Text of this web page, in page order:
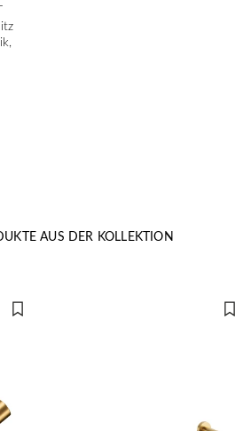
AUS DER KOLLEKTION